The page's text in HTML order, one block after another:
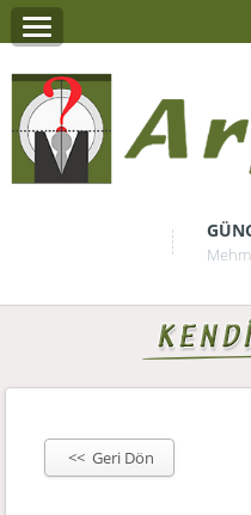
<< Geri Dön